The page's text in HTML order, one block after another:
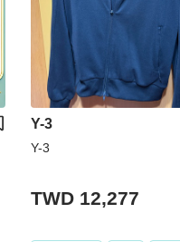
Y-3
Y-3
TWD 12,277